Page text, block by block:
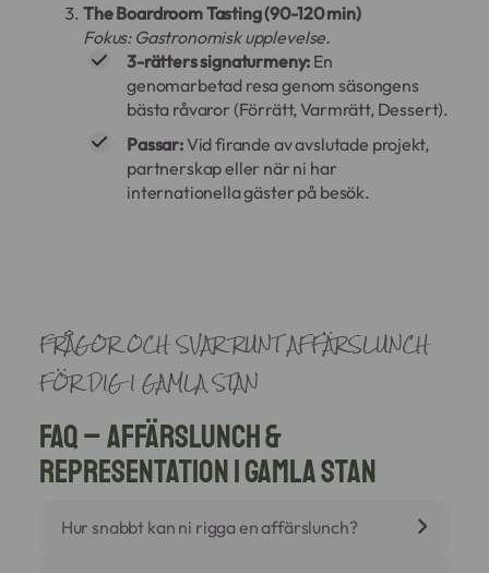
The Boardroom Tasting (90-120 min)
Fokus: Gastronomisk upplevelse.
3-rätters signaturmeny: En
genomarbetad resa genom säsongens
bästa råvaror (Förrätt, Varmrätt, Dessert).
Passar:Vid firande av avslutade projekt,
partnerskap eller när ni har
internationella gäster på besök.
FRÅGOR OCH SVAR RUNT AFFÄRSLUNCH
FÖR DIG I GAMLA STAN
FAQ – Affärslunch &
Representation i Gamla Stan
Hur snabbt kan ni rigga en affärslunch?